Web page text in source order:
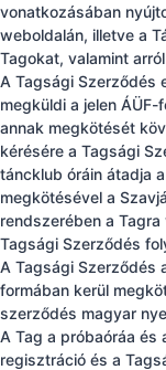
vonatkozásában
weboldalán, illetve a
Tagokat, valamint
A Tagsági Szerződés
megküldi a jelen
annak megkötését
kérésére a Tagsági
táncklub óráin átadja
megkötésével a
rendszerében a
Tagsági Szerződés
A Tagsági Szerződés
formában kerül
szerződés magyar
A Tag a próbaóráa és
regisztráció és a